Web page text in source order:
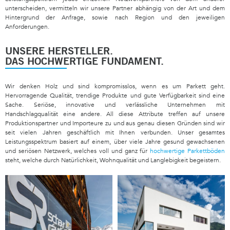
unterscheiden, vermitteln wir unsere Partner abhängig von der Art und dem
Hintergrund der Anfrage, sowie nach Region und den jeweiligen
Anforderungen.
UNSERE HERSTELLER.
DAS HOCHWERTIGE FUNDAMENT.
Wir denken Holz und sind kompromisslos, wenn es um Parkett geht.
Hervorragende Qualität, trendige Produkte und gute Verfügbarkeit sind eine
Sache. Seriöse, innovative und verlässliche Unternehmen mit
Handschlagqualität eine andere. All diese Attribute treffen auf unsere
Produktionspartner und Importeure zu und aus genau diesen Gründen sind wir
seit vielen Jahren geschäftlich mit Ihnen verbunden. Unser gesamtes
Leistungsspektrum basiert auf einem, über viele Jahre gesund gewachsenen
und seriösen Netzwerk, welches voll und ganz fürhochwertige Parkettböden
steht, welche durch Natürlichkeit, Wohnqualität und Langlebigkeit begeistern.